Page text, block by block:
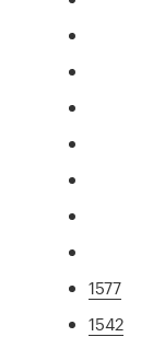
1577
1542